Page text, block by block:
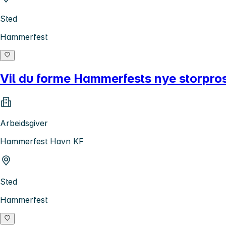
Sted
Hammerfest
Vil du forme Hammerfests nye
Arbeidsgiver
Hammerfest Havn KF
Sted
Hammerfest